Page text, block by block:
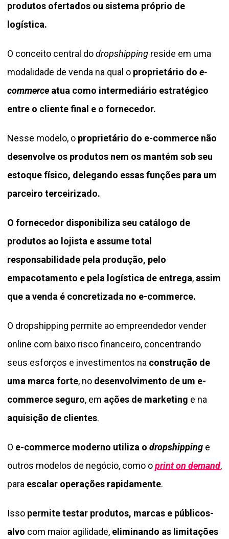
produtos ofertados ou sistema próprio de
logística.
O conceito central dodropshipping reside em uma
modalidade de venda na qual o proprietário do e-
commerce atua como intermediário estratégico
entre o cliente final e o fornecedor.
Nesse modelo, o proprietário do e-commerce não
desenvolve os produtos nem os mantém sob seu
estoque físico, delegando essas funções para um
parceiro terceirizado.
O fornecedor disponibiliza seu catálogo de
produtos ao lojista e assume total
responsabilidade pela produção, pelo
empacotamento e pela logística de entrega, assim
que a venda é concretizada no e-commerce.
O dropshipping permite ao empreendedor vender
online com baixo risco financeiro, concentrando
seus esforços e investimentos na construção de
uma marca forte, no desenvolvimento de um e-
commerce seguro, em ações de marketing e na
aquisição de clientes.
O e-commerce moderno utiliza o dropshipping e
outros modelos de negócio, como oprint on demand,
para escalar operações rapidamente.
Isso permite testar produtos, marcas e públicos-
alvo com maior agilidade, eliminando as limitações